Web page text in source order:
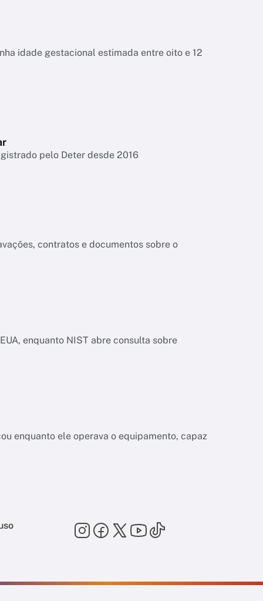
idade gestacional estimada entre oito e 12
pelo Deter desde 2016
contratos e documentos sobre o
enquanto NIST abre consulta sobre
enquanto ele operava o equipamento, capaz